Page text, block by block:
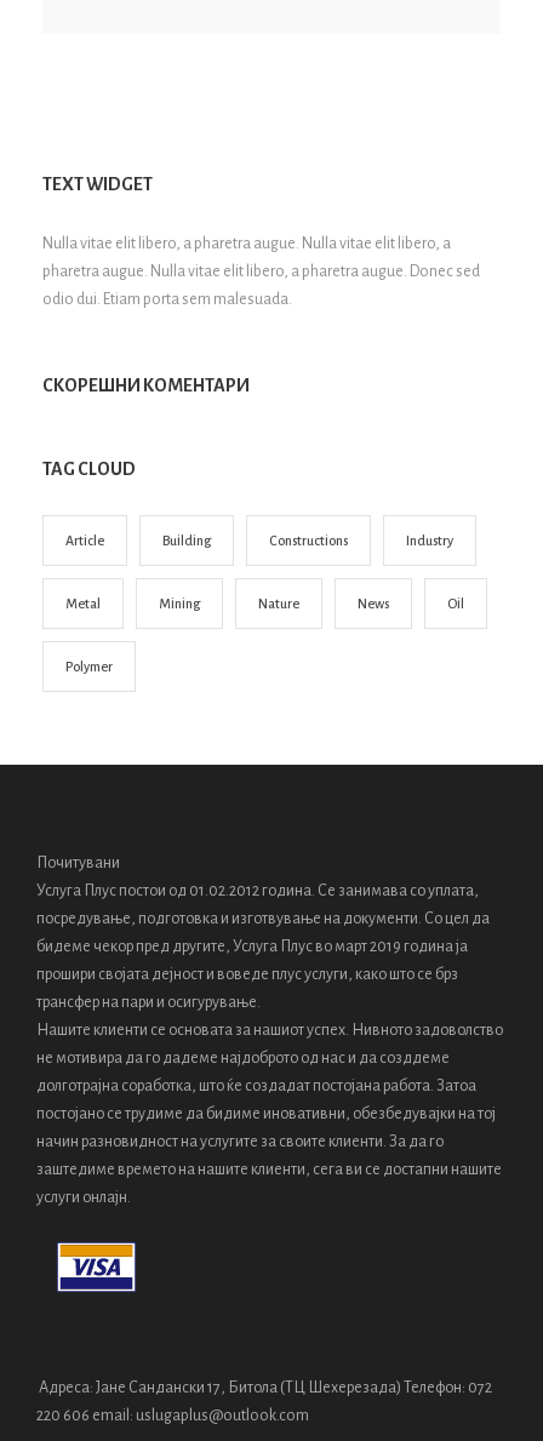
TEXT WIDGET
Nulla vitae elit libero, a pharetra augue. Nulla vitae elit libero, a
pharetra augue. Nulla vitae elit libero, a pharetra augue. Donec sed
odio dui. Etiam porta sem malesuada.
СКОРЕШНИ КОМЕНТАРИ
TAG CLOUD
Article Building Constructions Industry
Metal Mining Nature News Oil
Polymer
Почитувани
Услуга Плус постои од 01.02.2012 година. Се занимава со уплата,
посредyвање, подготовка и изготвување на документи. Со цел да
бидеме чекор пред другите, Услуга Плус во март 2019 година ја
прошири својата дејност и воведе плус услуги, како што се брз
трансфер на пари и осигурување.
Нашите клиенти се основата за нашиот успех. Нивното задоволство
не мотивира да го дадеме најдоброто од нас и да созддеме
долготрајна соработка, што ќе создадат постојана работа. Затоа
постојано се трудиме да бидиме иновативни, обезбедувајки на тој
начин разновидност на услугите за своите клиенти. За да го
заштедиме времето на нашите клиенти, сега ви се достапни нашите
услуги онлајн.
Адреса: Јане Сандански 17, Битола (ТЦ Шехерезада) Телефон: 072
220 606 email: uslugaplus@outlook.com